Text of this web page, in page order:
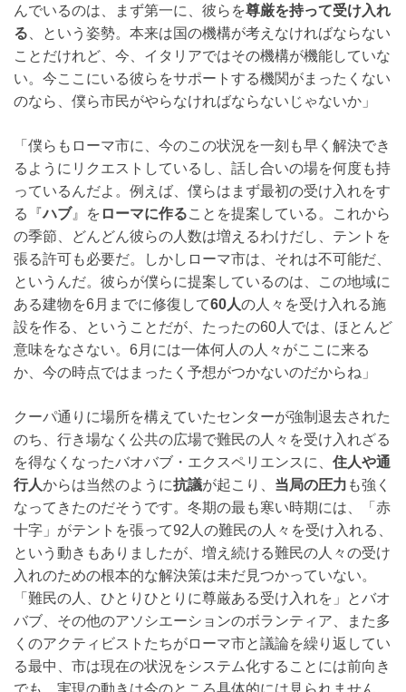
んでいるのは、まず第一に、彼らを尊厳を持って受け入れ
る、という姿勢。本来は国の機構が考えなければならない
ことだけれど、今、イタリアではその機構が機能していな
い。今ここにいる彼らをサポートする機関がまったくない
のなら、僕ら市民がやらなければならないじゃないか」
「僕らもローマ市に、今のこの状況を一刻も早く解決でき
るようにリクエストしているし、話し合いの場を何度も持
っているんだよ。例えば、僕らはまず最初の受け入れをす
る『ハブ』を ローマに作ることを提案している。これから
の季節、どんどん彼らの人数は増えるわけだし、テントを
張る許可も必要だ。しかしローマ市は、それは不可能だ、
というんだ。彼らが僕らに提案しているのは、この地域に
ある建物を6月までに修復して60人の人々を受け入れる施
設を作る、ということだが、たったの60人では、ほとんど
意味をなさない。6月には一体何人の人々がここに来る
か、今の時点ではまったく予想がつかないのだからね」
クーパ通りに場所を構えていたセンターが強制退去された
のち、行き場なく公共の広場で難民の人々を受け入れざる
を得なくなったバオバブ・エクスペリエンスに、 住人や通
行人からは当然のように抗議が起こり、 当局の圧力 も強く
なってきたのだそうです。冬期の最も寒い時期には、「赤
十字」がテントを張って92人の難民の人々を受け入れる、
という動きもありましたが、増え続ける難民の人々の受け
入れのための根本的な解決策は未だ見つかっていない。
「難民の人、ひとりひとりに尊厳ある受け入れを」とバオ
バブ、その他のアソシエーションのボランティア、また多
くのアクティビストたちがローマ市と議論を繰り返してい
る最中、市は現在の状況をシステム化することには前向き